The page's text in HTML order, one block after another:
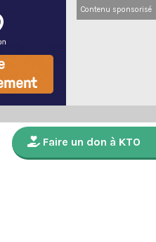
Contenu sponsorisé
Faire un don à KTO